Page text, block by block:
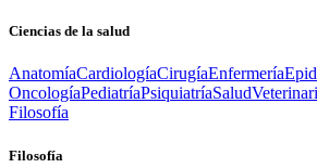
Ciencias de la salud
AnatomíaCardiologíaCirugíaEnfermería
OncologíaPediatríaPsiquiatríaSalud
Filosofía
Filosofía